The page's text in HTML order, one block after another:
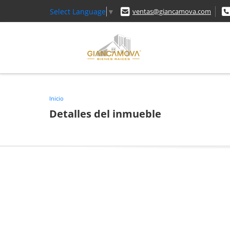
Select Language ▼ ventas@giancamova.com
Inicio
Detalles del inmueble